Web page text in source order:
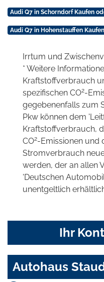
Audi Q7 in Schorndorf Kaufen
Audi Q7 in Hohenstauffen
Irrtum und
* Weitere
Kraftstoffverbrauch
spezifischen CO2-
gegebenenfalls zum
Pkw können dem
Kraftstoffverbrauch,
CO2-Emissionen und
Stromverbrauch
werden, der an allen
'Deutschen
unentgeltlich
Ihr
Autohaus